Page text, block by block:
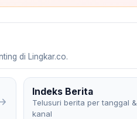
di Lingkar.co.
Indeks Berita
Telusuri berita per tanggal &
kanal